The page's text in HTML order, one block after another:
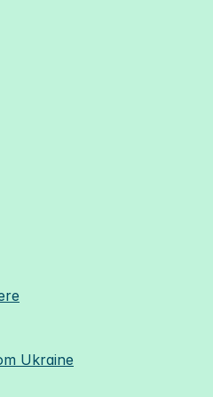
Ukraine